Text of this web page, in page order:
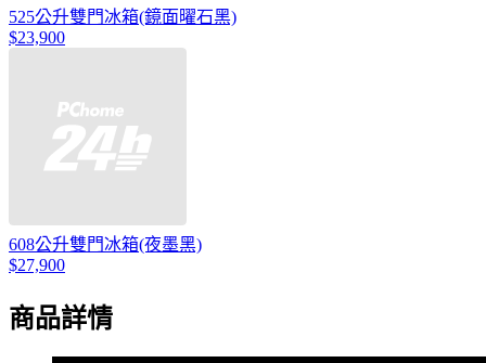
525公升雙門冰箱(鏡面曜石黑)
$23,900
608公升雙門冰箱(夜墨黑)
$27,900
商品詳情